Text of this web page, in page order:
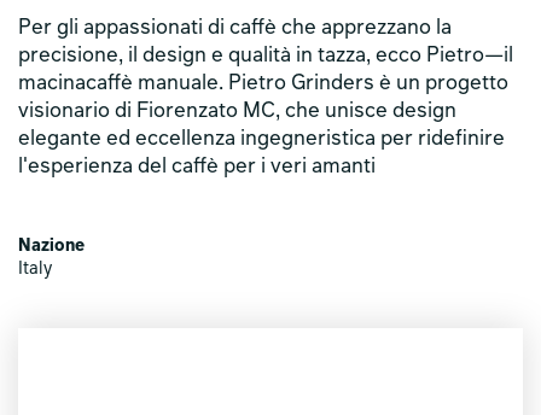
Per gli appassionati di caffè che apprezzano la
precisione, il design e qualità in tazza, ecco Pietro—il
macinacaffè manuale. Pietro Grinders è un progetto
visionario di Fiorenzato MC, che unisce design
elegante ed eccellenza ingegneristica per ridefinire
l'esperienza del caffè per i veri amanti
Nazione
Italy